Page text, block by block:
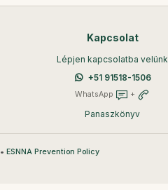
Kapcsolat
Lépjen kapcsolatba velünk
+51 91518-1506
WhatsApp +
Panaszkönyv
•ESNNA Prevention Policy